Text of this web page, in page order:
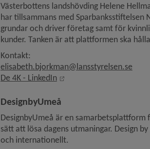
Västerbottens landshövding Helene
har tillsammans med
grundar och driver företag samt för
kunder. Tanken är att plattformen ska
Kontakt:
elisabeth.bjorkman@lansstyrelsen.se
De 4K - LinkedIn
Länk till annan
DesignbyUmeå
DesignbyUmeå är en
sätt att lösa dagens utmaningar. Design
och internationellt.